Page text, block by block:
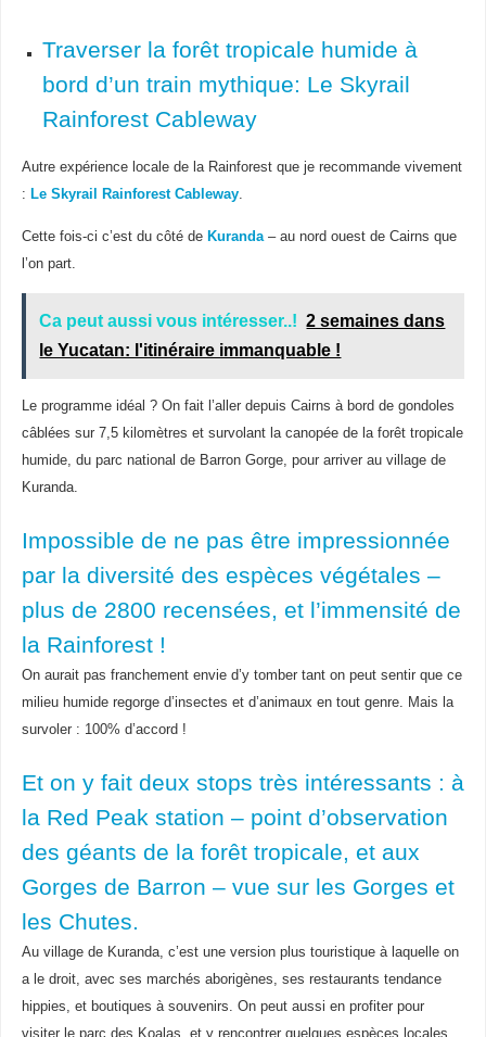
Traverser la forêt tropicale humide à
bord d’un train mythique: Le Skyrail
Rainforest Cableway
Autre expérience locale de la Rainforest que je recommande vivement
: Le Skyrail Rainforest Cableway.
Cette fois-ci c’est du côté de Kuranda– au nord ouest de Cairns que
l’on part.
Ca peut aussi vous intéresser..! 2 semaines dans
le Yucatan: l'itinéraire immanquable !
Le programme idéal ? On fait l’aller depuis Cairns à bord de gondoles
câblées sur 7,5 kilomètres et survolant la canopée de la forêt tropicale
humide, du parc national de Barron Gorge, pour arriver au village de
Kuranda.
Impossible de ne pas être impressionnée
par la diversité des espèces végétales –
plus de 2800 recensées, et l’immensité de
la Rainforest !
On aurait pas franchement envie d’y tomber tant on peut sentir que ce
milieu humide regorge d’insectes et d’animaux en tout genre. Mais la
survoler : 100% d’accord !
Et on y fait deux stops très intéressants : à
la Red Peak station – point d’observation
des géants de la forêt tropicale, et aux
Gorges de Barron – vue sur les Gorges et
les Chutes.
Au village de Kuranda, c’est une version plus touristique à laquelle on
a le droit, avec ses marchés aborigènes, ses restaurants tendance
hippies, et boutiques à souvenirs. On peut aussi en profiter pour
visiter le parc des Koalas, et y rencontrer quelques espèces locales.